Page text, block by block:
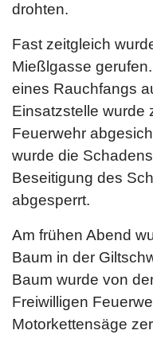
drohten.
Fast zeitgleich
Mießlgasse
eines Rauchfangs
Einsatzstelle wurde
Feuerwehr
wurde die
Beseitigung des
abgesperrt.
Am frühen Abend
Baum in der
Baum wurde von
Freiwilligen
Motorkettensäge